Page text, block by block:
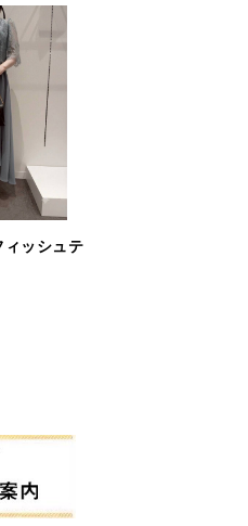
ィッシュテ